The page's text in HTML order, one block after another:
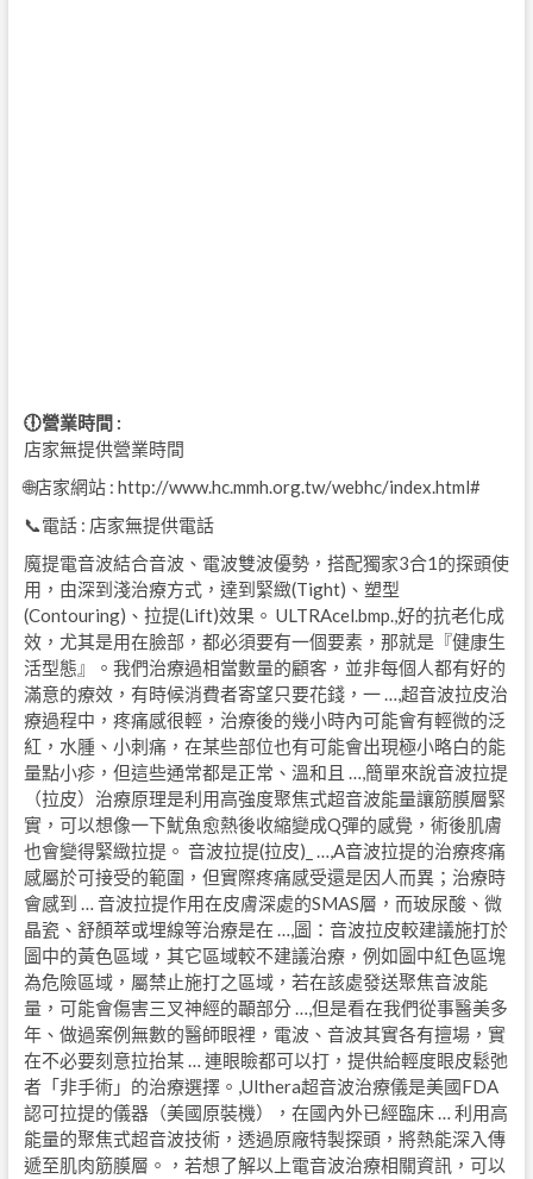
🕕營業時間 :
店家無提供營業時間
🌐店家網站 : http://www.hc.mmh.org.tw/webhc/index.html#
📞電話 : 店家無提供電話
魔提電音波結合音波、電波雙波優勢，搭配獨家3合1的探頭使
用，由深到淺治療方式，達到緊緻(Tight)、塑型
(Contouring)、拉提(Lift)效果。 ULTRAcel.bmp.,好的抗老化成
效，尤其是用在臉部，都必須要有一個要素，那就是『健康生
活型態』。我們治療過相當數量的顧客，並非每個人都有好的
滿意的療效，有時候消費者寄望只要花錢，一 …,超音波拉皮治
療過程中，疼痛感很輕，治療後的幾小時內可能會有輕微的泛
紅，水腫、小刺痛，在某些部位也有可能會出現極小略白的能
量點小疹，但這些通常都是正常、溫和且 …,簡單來說音波拉提
（拉皮）治療原理是利用高強度聚焦式超音波能量讓筋膜層緊
實，可以想像一下魷魚愈熱後收縮變成Q彈的感覺，術後肌膚
也會變得緊緻拉提。 音波拉提(拉皮)_ …,A音波拉提的治療疼痛
感屬於可接受的範圍，但實際疼痛感受還是因人而異；治療時
會感到 … 音波拉提作用在皮膚深處的SMAS層，而玻尿酸、微
晶瓷、舒顏萃或埋線等治療是在 …,圖：音波拉皮較建議施打於
圖中的黃色區域，其它區域較不建議治療，例如圖中紅色區塊
為危險區域，屬禁止施打之區域，若在該處發送聚焦音波能
量，可能會傷害三叉神經的顳部分 …,但是看在我們從事醫美多
年、做過案例無數的醫師眼裡，電波、音波其實各有擅場，實
在不必要刻意拉抬某 … 連眼瞼都可以打，提供給輕度眼皮鬆弛
者「非手術」的治療選擇。,​Ulthera超音波治療儀是美國FDA
認可拉提的儀器（美國原裝機），在國內外已經臨床 … 利用高
能量的聚焦式超音波技術，透過原廠特製探頭，將熱能深入傳
遞至肌肉筋膜層。，若想了解以上電音波治療相關資訊，可以